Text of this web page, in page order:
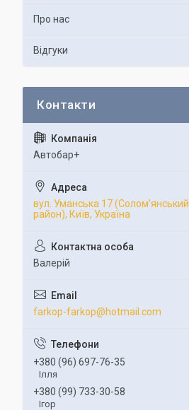
Про нас
Відгуки
Автобар+
вул. Уманська 17 (Солом'янський
район), Київ, Україна
Валерій
farkop-farkop@hotmail.com
+380 (96) 697-76-35
Ілля
+380 (99) 733-30-58
Ігор